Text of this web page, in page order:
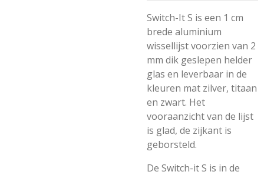
Switch-It S is een 1 cm
brede aluminium
wissellijst voorzien van 2
mm dik geslepen helder
glas en leverbaar in de
kleuren mat zilver, titaan
en zwart. Het
vooraanzicht van de lijst
is glad, de zijkant is
geborsteld.
De Switch-it S is in de